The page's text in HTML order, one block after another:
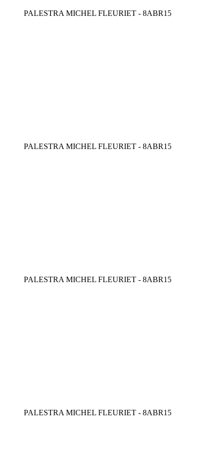
PALESTRA MICHEL FLEURIET - 8ABR15
PALESTRA MICHEL FLEURIET - 8ABR15
PALESTRA MICHEL FLEURIET - 8ABR15
PALESTRA MICHEL FLEURIET - 8ABR15